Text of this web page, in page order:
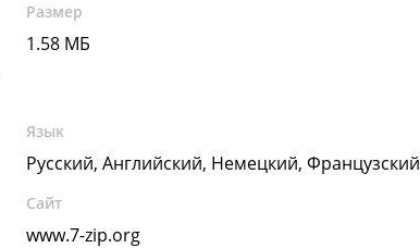
Размер
1.58 МБ
Язык
Русский, Английский, Немецкий, Французский
Сайт
www.7-zip.org